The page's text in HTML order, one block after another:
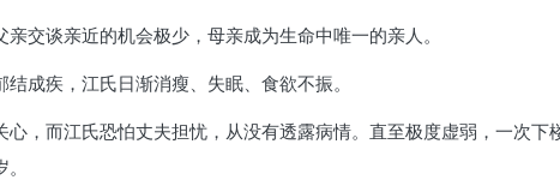
交谈亲近的机会极少，母亲成为生命中唯一的亲人。
成疾，江氏日渐消瘦、失眠、食欲不振。
心，而江氏恐怕丈夫担忧，从没有透露病情。直至极度虚弱，一次